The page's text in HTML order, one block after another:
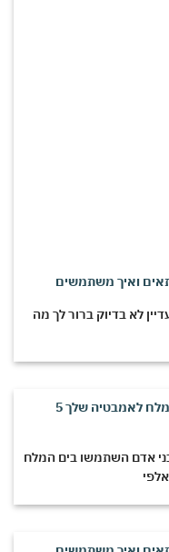
לא בדיוק ברור לך מה
לאמבטיה שלך
אדם השתמשו בים המלח